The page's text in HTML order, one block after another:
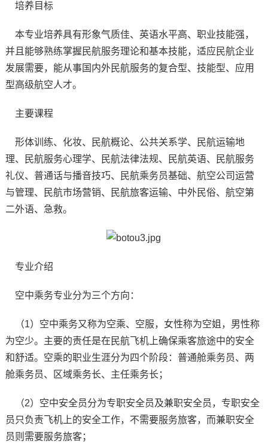
培养目标
本专业培养具有形象气质佳、英语水平高、职业技能强，
并且能够熟练掌握民航服务理论和基本技能，适应民航企业
发展需要，能从事国内外民航服务的复合型、技能型、应用
型高级航空人才。
主要课程
形体训练、化妆、民航概论、公共关系学、民航运输地
理、民航服务心理学、民航法律法规、民航英语、民航服务
礼仪、普通话与播音技巧、民航乘务员基础、航空公司运营
与管理、民航市场营销、民航旅客运输、中外民俗、航空第
二外语、急救。
专业介绍
空中乘务专业分为三个方向：
（1）空中乘务又称为空乘、空服，女性称为空姐，男性称
为空少。主要的责任是在民航飞机上确保乘客旅途中的安全
和舒适。空乘的职业生涯分为四个阶段：普通舱乘务员、两
舱乘务员、区域乘务长、主任乘务长；
（2）空中安全员分为专职安全员及兼职安全员，专职安全
员只负责飞机上的安全工作，不需要服务旅客，而兼职安全
员则需要服务旅客；